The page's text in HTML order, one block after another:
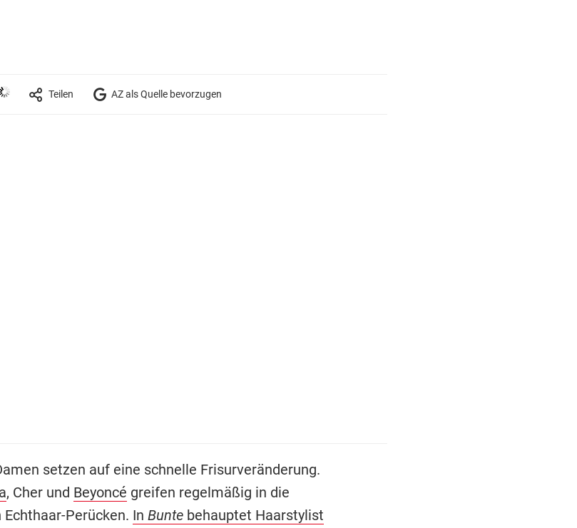
Teilen AZ als Quelle bevorzugen
setzen auf eine schnelle Frisurveränderung.
, Cher und Beyoncé greifen regelmäßig in die
Perücken. In Bunte behauptet Haarstylist